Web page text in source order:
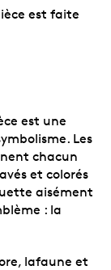
est faite
est une
Les
chacun
et colorés
aisément
: la
lafaune et